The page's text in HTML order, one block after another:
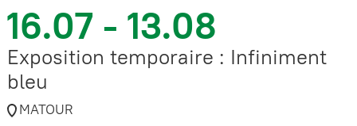
16.07 - 13.08
Exposition temporaire : Infiniment
bleu
MATOUR